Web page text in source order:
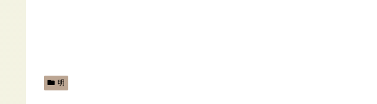
明